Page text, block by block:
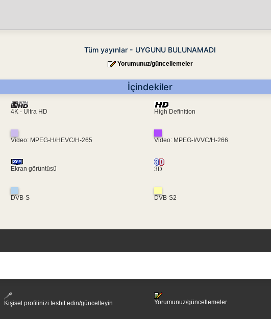
Tüm yayınlar - UYGUNU BULUNAMADI
Yorumunuz/güncellemeler
İçindekiler
4K - Ultra HD High Definition
Video: MPEG-H/HEVC/H-265 Video: MPEG-I/VVC/H-266
Ekran görüntüsü 3D
DVB-S DVB-S2
Kişisel profilinizi tesbit edin/güncelleyin
Yorumunuz/güncellemeler